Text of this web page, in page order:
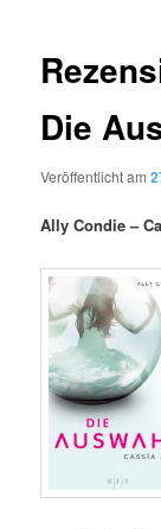
Die
Veröffentlicht am
Ally Condie –